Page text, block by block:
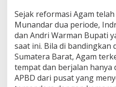
Sejak reformasi Agam
Munandar dua periode,
dan Andri Warman Bupati
saat ini. Bila di bandingkan
Sumatera Barat, Agam
tempat dan berjalan hanya
APBD dari pusat yang